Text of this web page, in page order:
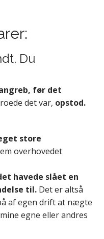
Du
før det
det var, opstod.
store
overhovedet
havede slået en
til. Det er altså
af egen drift at nægte
egne eller andres